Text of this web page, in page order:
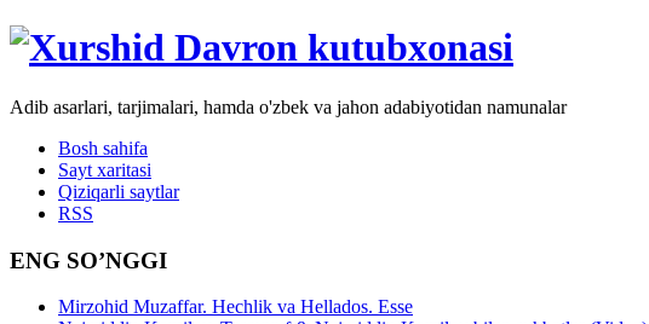
Adib asarlari, tarjimalari, hamda o'zbek va jahon adabiyotidan namunalar
Bosh sahifa
Sayt xaritasi
Qiziqarli saytlar
RSS
ENG SO’NGGI
Mirzohid Muzaffar. Hechlik va Hellados. Esse